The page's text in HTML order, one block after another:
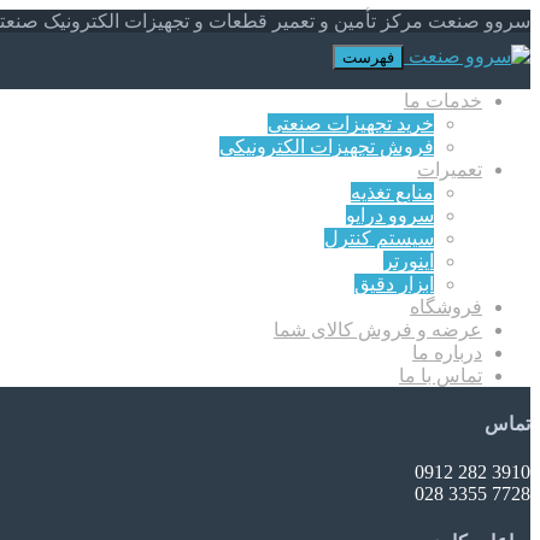
سروو صنعت مرکز تأمین و تعمیر قطعات و تجهیزات الکترونیک
فهرست
خدمات ما
خرید تجهیزات صنعتی
فروش تجهیزات الکترونیکی
تعمیرات
منابع تغذیه
سروو درایو
سیستم کنترل
اینورتر
ابزار دقیق
فروشگاه
عرضه و فروش کالای شما
درباره ما
تماس با ما
تماس
3910 282 0912
7728 3355 028